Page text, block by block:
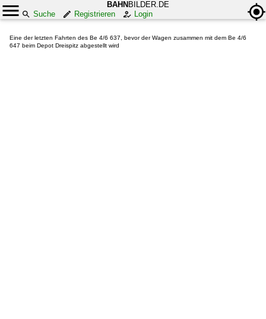
BAHN BILDER.DE
Suche
Registrieren Login
Eine der letzten Fahrten des Be 4/6 637, bevor der Wagen zusammen mit dem Be 4/6
647 beim Depot Dreispitz abgestellt wird